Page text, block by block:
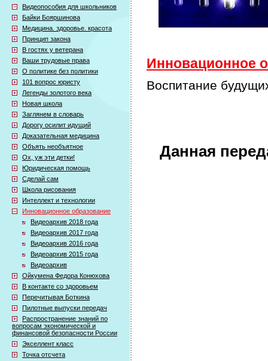
Видеопособия для школьников
Байки Бояршинова
Медицина. здоровье. красота
Принцип закона
В гостях у ветерана
Ваши трудовые права
О политике без политики
101 вопрос юристу
Легенды золотого века
Новая школа
Заглянем в словарь
Дорогу осилит идущий
Доказательная медицина
Объять необъятное
Ох, уж эти детки!
Юридическая помощь
Сделай сам
Школа рисования
Интеллект и технологии
Инновационное образование
Видеоархив 2018 года
Видеоархив 2017 года
Видеоархив 2016 года
Видеоархив 2015 года
Видеоархив
Ойкумена Федора Конюхова
В контакте со здоровьем
Перечитывая Боткина
Пилотные выпуски передач
Распространение знаний по
вопросам экономической и
финансовой безопасности России
Экселлент класс
Точка отсчета
Инновационное
Воспитание
Данная